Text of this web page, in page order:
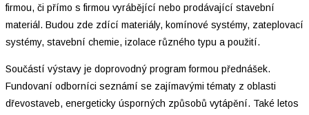
firmou, či přímo s firmou vyrábějící nebo prodávající stavební
materiál. Budou zde zdící materiály, komínové systémy, zateplovací
systémy, stavební chemie, izolace různého typu a použití.
Součástí výstavy je doprovodný program formou přednášek.
Fundovaní odborníci seznámí se zajímavými tématy z oblasti
dřevostaveb, energeticky úsporných způsobů vytápění. Také letos